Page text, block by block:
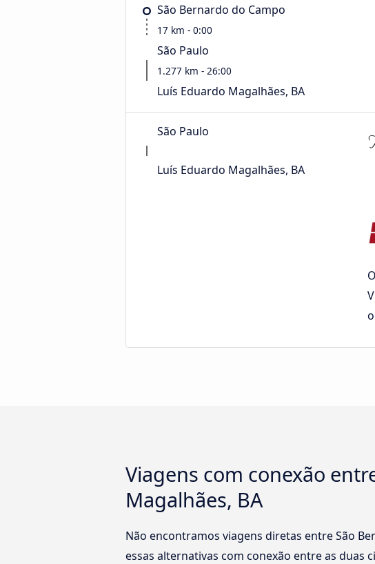
São Bernardo do Campo
17 km - 0:00
São Paulo
1.277 km - 26:00
Luís Eduardo Magalhães, BA
São Paulo
Luís Eduardo Magalhães, BA
Viagens com conexão
Magalhães, BA
Não encontramos viagens diretas entre São
essas alternativas com conexão entre as duas